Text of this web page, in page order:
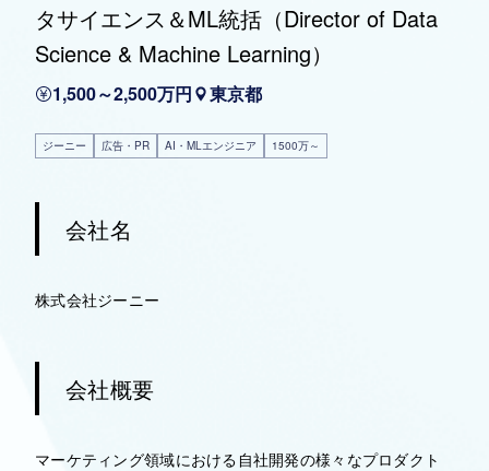
タサイエンス＆ML統括（Director of Data
Science & Machine Learning）
1,500～2,500万円 東京都
ジーニー 広告・PR AI・MLエンジニア 1500万～
会社名
株式会社ジーニー
会社概要
マーケティング領域における自社開発の様々なプロダクト